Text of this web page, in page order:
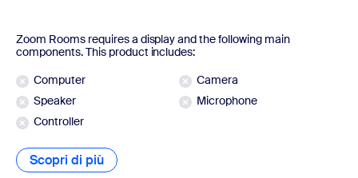
Zoom Rooms requires a display and the following main
components. This product includes:
Computer
Camera
Speaker
Microphone
Controller
Scopri di più